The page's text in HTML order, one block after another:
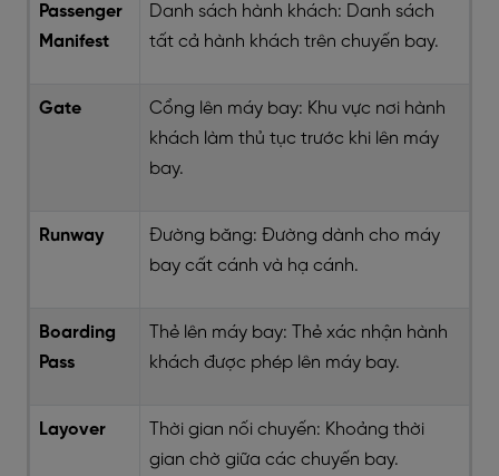
Passenger
Manifest
Danh sách hành khách: Danh sách
tất cả hành khách trên chuyến bay.
Gate
Cổng lên máy bay: Khu vực nơi hành
khách làm thủ tục trước khi lên máy
bay.
Runway
Đường băng: Đường dành cho máy
bay cất cánh và hạ cánh.
Boarding
Pass
Thẻ lên máy bay: Thẻ xác nhận hành
khách được phép lên máy bay.
Layover
Thời gian nối chuyến: Khoảng thời
gian chờ giữa các chuyến bay.